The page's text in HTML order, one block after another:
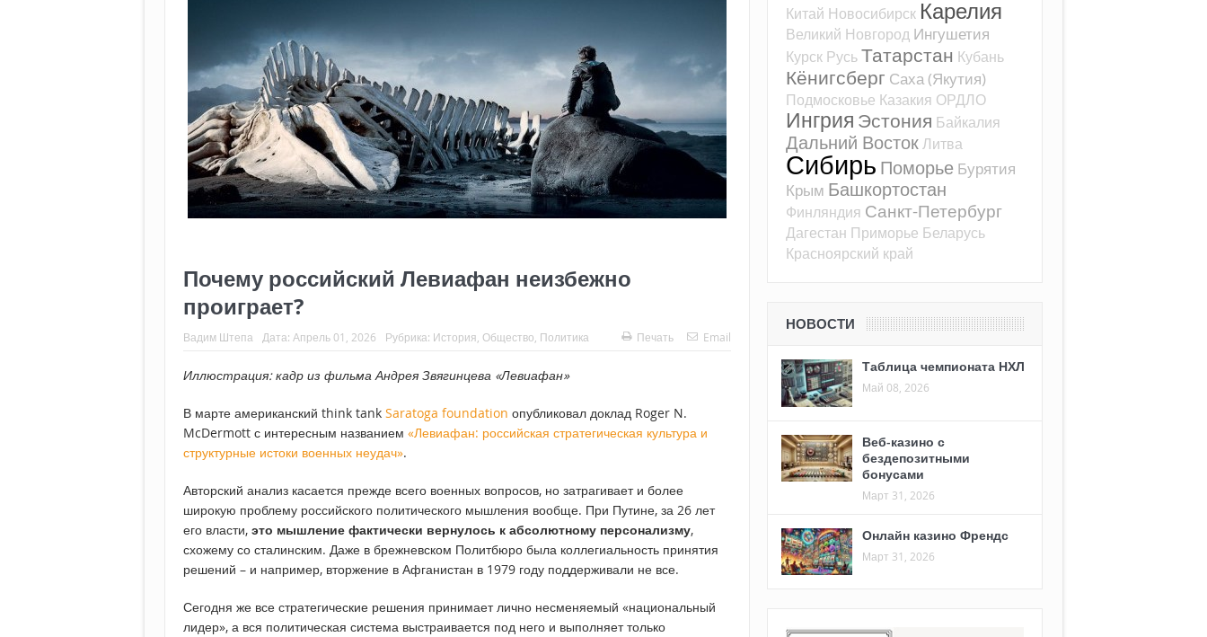
Почему российский Левиафан неизбежно
проиграет?
Вадим Штепа Дата: Апрель 01, 2026 Рубрика: История Общество Политика Печать Email
Иллюстрация: кадр из фильма Андрея Звягинцева «Левиафан»
В марте американский think tank Saratoga foundation опубликовал доклад Roger N.
McDermott с интересным названием «Левиафан: российская стратегическая культура и
структурные истоки военных неудач».
Авторский анализ касается прежде всего военных вопросов, но затрагивает и более
широкую проблему российского политического мышления вообще. При Путине, за 26 лет
его власти, это мышление фактически вернулось к абсолютному персонализму,
схожему со сталинским. Даже в брежневском Политбюро была коллегиальность принятия
решений – и например, вторжение в Афганистан в 1979 году поддерживали не все.
Сегодня же все стратегические решения принимает лично несменяемый «национальный
лидер», а вся политическая система выстраивается под него и выполняет только
Китай Новосибирск Карелия
Великий Новгород Ингушетия
Курск РусьТатарстан Кубань
Кёнигсберг Саха (Якутия)
Подмосковье Казакия ОРДЛО
Ингрия Эстония Байкалия
Дальний ВостокЛитва
Сибирь Поморье Бурятия
Крым Башкортостан
Финляндия Санкт-Петербург
Дагестан Приморье Беларусь
Красноярский край
НОВОСТИ
Таблица чемпионата НХЛ
Май 08, 2026
Веб-казино с
бездепозитными
бонусами
Март 31, 2026
Онлайн казино Френдс
Март 31, 2026